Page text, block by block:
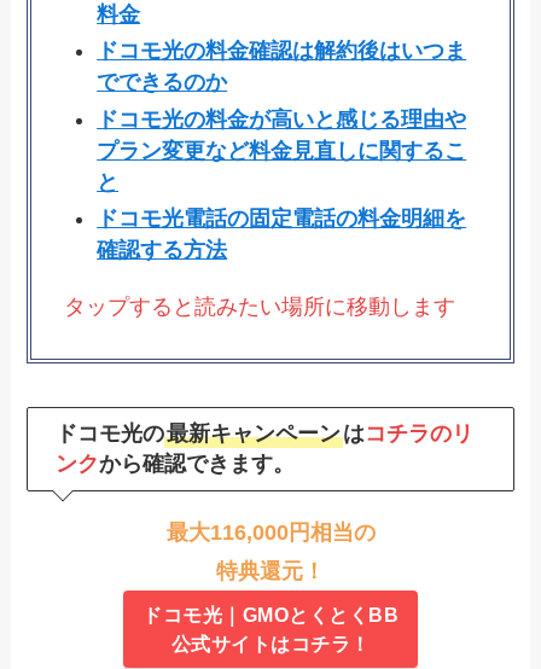
料金
ドコモ光の料金確認は解約後はいつま
でできるのか
ドコモ光の料金が高いと感じる理由や
プラン変更など料金見直しに関するこ
と
ドコモ光電話の固定電話の料金明細を
確認する方法
タップすると読みたい場所に移動します
ドコモ光の最新キャンペーンはコチラのリ
ンクから確認できます。
最大116,000円相当の
特典還元！
ドコモ光｜GMOとくとくBB
公式サイトはコチラ！